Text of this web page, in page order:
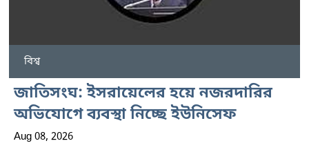
বিশ্ব
জাতিসংঘ: ইসরায়েলের হয়ে নজরদারির
অভিযোগে ব্যবস্থা নিচ্ছে ইউনিসেফ
Aug 08, 2026